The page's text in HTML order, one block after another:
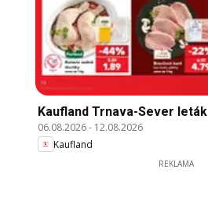
Kaufland Trnava-Sever leták
06.08.2026- 12.08.2026
Kaufland
REKLAMA